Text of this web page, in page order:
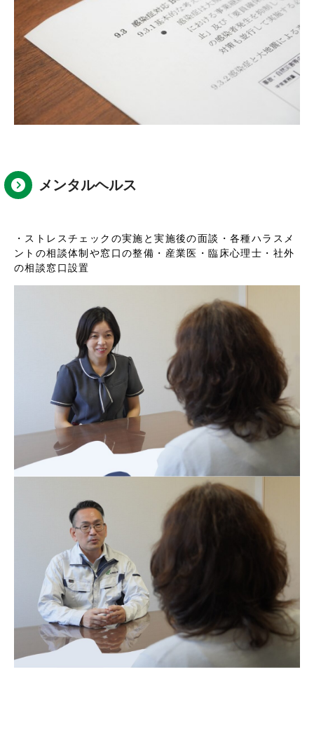
メンタルヘルス
・ストレスチェックの実施と実施後の面談 ・各種ハラスメ
ントの相談体制や窓口の整備 ・産業医・臨床心理士・社外
の相談窓口設置